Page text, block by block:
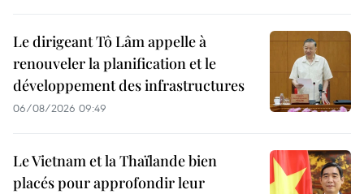
Le dirigeant Tô Lâm appelle à
renouveler la planification et le
développement des infrastructures
06/08/2026 09:49
Le Vietnam et la Thaïlande bien
placés pour approfondir leur